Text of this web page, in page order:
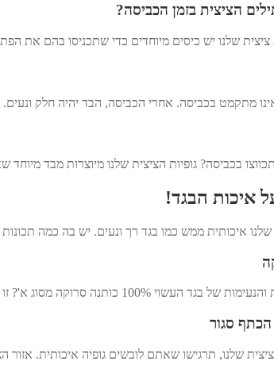
הציצית בזמן הכביסה?
ציצית שלנו יש כיסים מיוחדים כדי שתכניסו בהם את
מתקמט בכביסה. אחרי הכביסה, הבד יהיה חלק ונעים.
בכביסה? גופיות הציצית שלנו מיוצרות מבד מיוחד
איכות הבגד!
איכותית ממש כמו בגד רך ונעים. יש בה כמה תכונות
זו איכות הבדים של גופיות הציצית שלנו. הבד רך ונעים מאוד.
הכתף סגור
שלנו, תרגישו שאתם לובשים גופיה איכותית. אזור